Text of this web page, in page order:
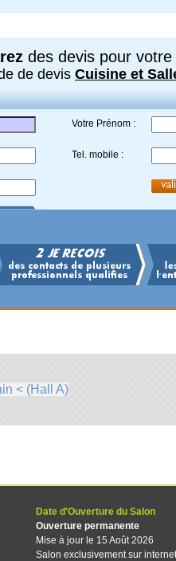
des devis pour votre
de devis Cuisine et
Votre Prénom :
Tel. mobile :
< (Hall A)
Date d'Ouverture du Salon
Ouverture permanente
Mise à jour le 15 Août 2026
Salon exclusivement sur internet